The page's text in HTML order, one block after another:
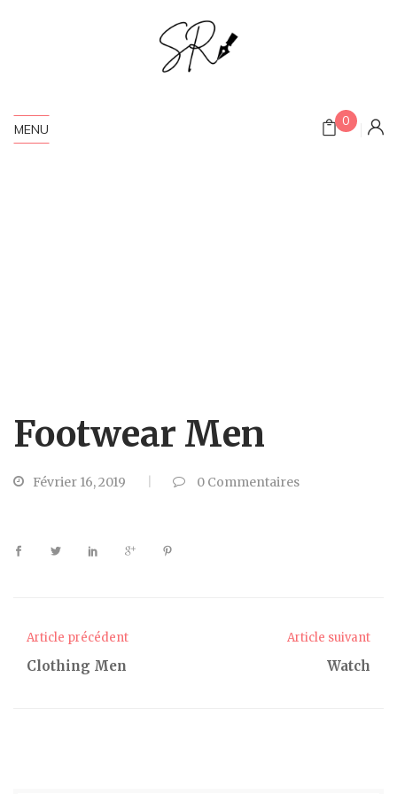
MENU
0
Footwear Men
Février 16, 2019 0 Commentaires
Article précédent
Clothing Men
Article suivant
Watch